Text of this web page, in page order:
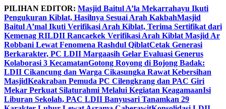
Skip
to
content
PILIHAN EDITOR: Masjid Baitul A’la Mekarrahayu Ikuti
Pengukuran Kiblat, Hasilnya Sesuai Arah KakbahMasjid
Baitul A’mal Ikuti Verifikasi Arah Kiblat, Terima Sertifikat dari
Kemenag RILDII Rancaekek Verifikasi Arah Kiblat Masjid Ar
Robbani Lewat Fenomena Rashdul QiblatCetak Generasi
Berkarakter, PC LDII Margaasih Gelar Evaluasi Generus
Kolaborasi 3 KecamatanGotong Royong di Bojong Badak:
LDII Cikancung dan Warga Cikasungka Rawat Kebersihan
MasjidKeakraban Pemuda PC Cilengkrang dan PAC Giri
Mekar Perkuat Silaturahmi Melalui Kegiatan KeagamaanIsi
Liburan Sekolah, PAC LDII Banyusari Tanamkan 29